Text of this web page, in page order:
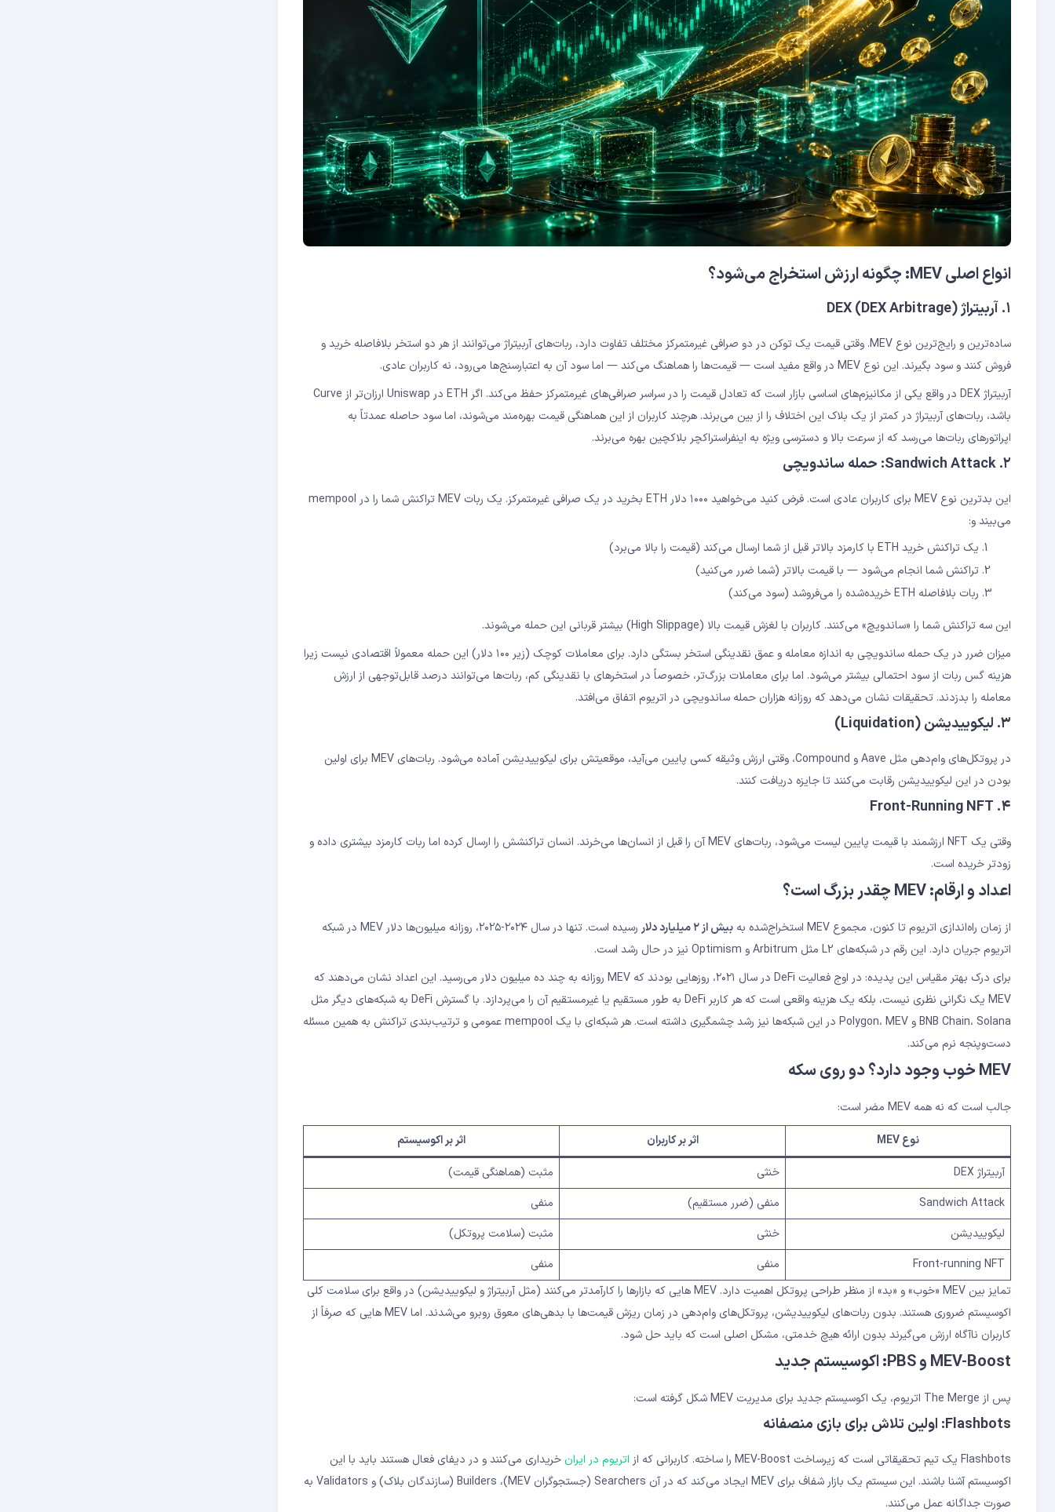
انواع اصلی MEV: چگونه ارزش استخراج می‌شود؟
۱. آربیتراژ DEX (DEX Arbitrage)
ساده‌ترین و رایج‌ترین نوع MEV. وقتی قیمت یک توکن در دو صرافی غیرمتمرکز مختلف تفاوت دارد، ربات‌های آربیتراژ می‌توانند از هر دو استخر بلافاصله خرید و
فروش کنند و سود بگیرند. این نوع MEV در واقع مفید است — قیمت‌ها را هماهنگ می‌کند — اما سود آن به اعتبارسنج‌ها می‌رود، نه کاربران عادی.
آربیتراژ DEX در واقع یکی از مکانیزم‌های اساسی بازار است که تعادل قیمت را در سراسر صرافی‌های غیرمتمرکز حفظ می‌کند. اگر ETH در Uniswap ارزان‌تر از Curve
باشد، ربات‌های آربیتراژ در کمتر از یک بلاک این اختلاف را از بین می‌برند. هرچند کاربران از این هماهنگی قیمت بهره‌مند می‌شوند، اما سود حاصله عمدتاً به
اپراتورهای ربات‌ها می‌رسد که از سرعت بالا و دسترسی ویژه به اینفراستراکچر بلاکچین بهره می‌برند.
۲. Sandwich Attack: حمله ساندویچی
این بدترین نوع MEV برای کاربران عادی است. فرض کنید می‌خواهید ۱۰۰۰ دلار ETH بخرید در یک صرافی غیرمتمرکز. یک ربات MEV تراکنش شما را در mempool
می‌بیند و:
یک تراکنش خرید ETH با کارمزد بالاتر قبل از شما ارسال می‌کند (قیمت را بالا می‌برد)
تراکنش شما انجام می‌شود — با قیمت بالاتر (شما ضرر می‌کنید)
ربات بلافاصله ETH خریده‌شده را می‌فروشد (سود می‌کند)
این سه تراکنش شما را «ساندویچ» می‌کنند. کاربران با لغزش قیمت بالا (High Slippage) بیشتر قربانی این حمله می‌شوند.
میزان ضرر در یک حمله ساندویچی به اندازه معامله و عمق نقدینگی استخر بستگی دارد. برای معاملات کوچک (زیر ۱۰۰ دلار) این حمله معمولاً اقتصادی نیست زیرا
هزینه گس ربات از سود احتمالی بیشتر می‌شود. اما برای معاملات بزرگ‌تر، خصوصاً در استخرهای با نقدینگی کم، ربات‌ها می‌توانند درصد قابل‌توجهی از ارزش
معامله را بدزدند. تحقیقات نشان می‌دهد که روزانه هزاران حمله ساندویچی در اتریوم اتفاق می‌افتد.
۳. لیکوییدیشن (Liquidation)
در پروتکل‌های وام‌دهی مثل Aave و Compound، وقتی ارزش وثیقه کسی پایین می‌آید، موقعیتش برای لیکوییدیشن آماده می‌شود. ربات‌های MEV برای اولین
بودن در این لیکوییدیشن رقابت می‌کنند تا جایزه دریافت کنند.
۴. Front-Running NFT
وقتی یک NFT ارزشمند با قیمت پایین لیست می‌شود، ربات‌های MEV آن را قبل از انسان‌ها می‌خرند. انسان تراکنشش را ارسال کرده اما ربات کارمزد بیشتری داده و
زودتر خریده است.
اعداد و ارقام: MEV چقدر بزرگ است؟
از زمان راه‌اندازی اتریوم تا کنون، مجموع MEV استخراج‌شده به بیش از ۲ میلیارد دلار
رسیده است. تنها در سال ۲۰۲۴-۲۰۲۵، روزانه میلیون‌ها دلار MEV در شبکه
اتریوم جریان دارد. این رقم در شبکه‌های L2 مثل Arbitrum و Optimism نیز در حال رشد است.
برای درک بهتر مقیاس این پدیده: در اوج فعالیت DeFi در سال ۲۰۲۱، روزهایی بودند که MEV روزانه به چند ده میلیون دلار می‌رسید. این اعداد نشان می‌دهند که
MEV یک نگرانی نظری نیست، بلکه یک هزینه واقعی است که هر کاربر DeFi به طور مستقیم یا غیرمستقیم آن را می‌پردازد. با گسترش DeFi به شبکه‌های دیگر مثل
BNB Chain، Solana و Polygon، MEV در این شبکه‌ها نیز رشد چشمگیری داشته است. هر شبکه‌ای با یک mempool عمومی و ترتیب‌بندی تراکنش به همین مسئله
دست‌وپنجه نرم می‌کند.
MEV خوب وجود دارد؟ دو روی سکه
جالب است که نه همه MEV مضر است:
نوع MEV
اثر بر کاربران
اثر بر اکوسیستم
آربیتراژ DEX
خنثی
مثبت (هماهنگی قیمت)
Sandwich Attack
منفی (ضرر مستقیم)
منفی
لیکوییدیشن
خنثی
مثبت (سلامت پروتکل)
Front-running NFT
منفی
منفی
تمایز بین MEV «خوب» و «بد» از منظر طراحی پروتکل اهمیت دارد. MEV هایی که بازارها را کارآمدتر می‌کنند (مثل آربیتراژ و لیکوییدیشن) در واقع برای سلامت کلی
اکوسیستم ضروری هستند. بدون ربات‌های لیکوییدیشن، پروتکل‌های وام‌دهی در زمان ریزش قیمت‌ها با بدهی‌های معوق روبرو می‌شدند. اما MEV هایی که صرفاً از
کاربران ناآگاه ارزش می‌گیرند بدون ارائه هیچ خدمتی، مشکل اصلی است که باید حل شود.
MEV-Boost و PBS: اکوسیستم جدید
پس از The Merge اتریوم، یک اکوسیستم جدید برای مدیریت MEV شکل گرفته است:
Flashbots: اولین تلاش برای بازی منصفانه
Flashbots یک تیم تحقیقاتی است که زیرساخت MEV-Boost را ساخته. کاربرانی که از اتریوم در ایرانخریداری می‌کنند و در دیفای فعال هستند باید با این
اکوسیستم آشنا باشند. این سیستم یک بازار شفاف برای MEV ایجاد می‌کند که در آن Searchers (جستجوگران MEV)، Builders (سازندگان بلاک) و Validators به
صورت جداگانه عمل می‌کنند.